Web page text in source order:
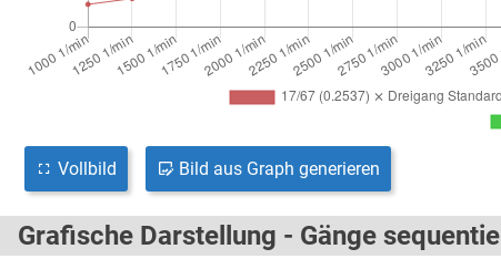
Vollbild Bild aus Graph generieren
Grafische Darstellung - Gänge sequentiell